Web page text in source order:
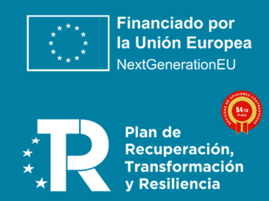
9.4/10
74 notas